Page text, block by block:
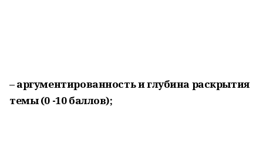
– аргументированность и глубина раскрытия
темы (0 -10 баллов);